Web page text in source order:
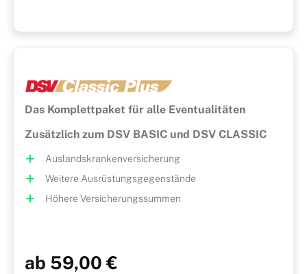
Das Komplettpaket für alle Eventualitäten
Zusätzlich zum DSV BASIC und DSV CLASSIC
Auslandskrankenversicherung
Weitere Ausrüstungsgegenstände
Höhere Versicherungssummen
ab 59,00 €